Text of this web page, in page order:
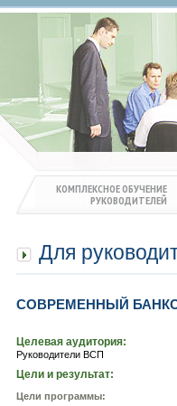
КОМПЛЕКСНОЕ ОБУЧЕНИЕ
РУКОВОДИТЕЛЕЙ
Для
СОВРЕМЕННЫЙ
Целевая аудитория:
Руководители ВСП
Цели и результат:
Цели программы: